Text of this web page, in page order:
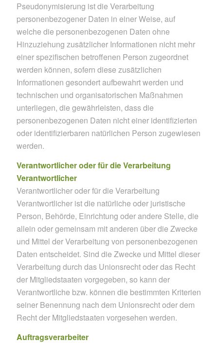
Pseudonymisierung ist die Verarbeitung
personenbezogener Daten in einer Weise, auf
welche die personenbezogenen Daten ohne
Hinzuziehung zusätzlicher Informationen nicht mehr
einer spezifischen betroffenen Person zugeordnet
werden können, sofern diese zusätzlichen
Informationen gesondert aufbewahrt werden und
technischen und organisatorischen Maßnahmen
unterliegen, die gewährleisten, dass die
personenbezogenen Daten nicht einer identifizierten
oder identifizierbaren natürlichen Person zugewiesen
werden.
Verantwortlicher oder für die Verarbeitung
Verantwortlicher
Verantwortlicher oder für die Verarbeitung
Verantwortlicher ist die natürliche oder juristische
Person, Behörde, Einrichtung oder andere Stelle, die
allein oder gemeinsam mit anderen über die Zwecke
und Mittel der Verarbeitung von personenbezogenen
Daten entscheidet. Sind die Zwecke und Mittel dieser
Verarbeitung durch das Unionsrecht oder das Recht
der Mitgliedstaaten vorgegeben, so kann der
Verantwortliche bzw. können die bestimmten Kriterien
seiner Benennung nach dem Unionsrecht oder dem
Recht der Mitgliedstaaten vorgesehen werden.
Auftragsverarbeiter